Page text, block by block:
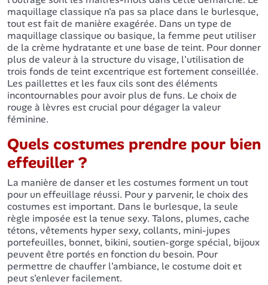
maquillage classique n'a pas sa place dans le burlesque,
tout est fait de manière exagérée. Dans un type de
maquillage classique ou basique, la femme peut utiliser
de la crème hydratante et une base de teint. Pour donner
plus de valeur à la structure du visage, l'utilisation de
trois fonds de teint excentrique est fortement conseillée.
Les paillettes et les faux cils sont des éléments
incontournables pour avoir plus de funs. Le choix de
rouge à lèvres est crucial pour dégager la valeur
féminine.
Quels costumes prendre pour bien
effeuiller ?
La manière de danser et les costumes forment un tout
pour un effeuillage réussi. Pour y parvenir, le choix des
costumes est important. Dans le burlesque, la seule
règle imposée est la tenue sexy. Talons, plumes, cache
tétons, vêtements hyper sexy, collants, mini-jupes
portefeuilles, bonnet, bikini, soutien-gorge spécial, bijoux
peuvent être portés en fonction du besoin. Pour
permettre de chauffer l'ambiance, le costume doit et
peut s'enlever facilement.